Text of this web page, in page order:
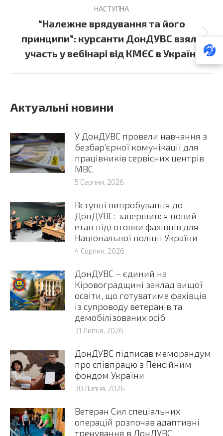
НАСТУПНА
Next
post:
“Належне врядування та його
принципи”: курсанти ДонДУВС взяли
участь у вебінарі від КМЄС в Україні
Актуальні новини
У ДонДУВС провели навчання з
безбар’єрної комунікації для
працівників сервісних центрів
МВС
5 Серпня, 2026
Вступні випробування до
ДонДУВС: завершився новий
етап підготовки фахівців для
Національної поліції України
4 Серпня, 2026
ДонДУВС – єдиний на
Кіровоградщині заклад вищої
освіти, що готуватиме фахівців
із супроводу ветеранів та
демобілізованих осіб
31 Липня, 2026
ДонДУВС підписав меморандум
про співпрацю з Пенсійним
фондом України
30 Липня, 2026
Ветеран Сил спеціальних
операцій розпочав адаптивні
тренування в ДонДУВС